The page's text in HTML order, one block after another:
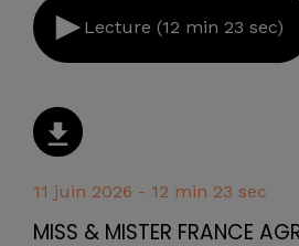
Lecture (12 min 23 sec)
11 juin 2026 - 12 min 23 sec
MISS & MISTER FRANCE